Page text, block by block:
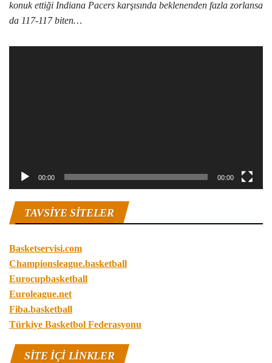
konuk ettiği Indiana Pacers karşısında beklenenden fazla zorlansa
da 117-117 biten…
00:00 00:00
TAVSIYE SITELER
Basketservisi.com
Championsleague.basketball
Eurocupbasketball
Euroleague.net
Fiba.basketball
Türkiye Basketbol Federasyonu
SITE IÇI LINKLER